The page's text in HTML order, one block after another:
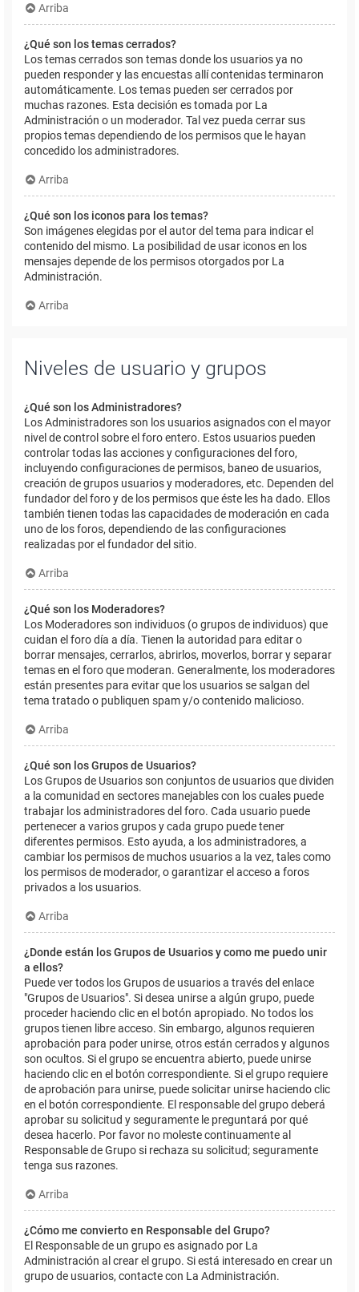
Arriba
¿Qué son los temas cerrados?
Los temas cerrados son temas donde los usuarios ya no
pueden responder y las encuestas allí contenidas terminaron
automáticamente. Los temas pueden ser cerrados por
muchas razones. Esta decisión es tomada por La
Administración o un moderador. Tal vez pueda cerrar sus
propios temas dependiendo de los permisos que le hayan
concedido los administradores.
Arriba
¿Qué son los iconos para los temas?
Son imágenes elegidas por el autor del tema para indicar el
contenido del mismo. La posibilidad de usar iconos en los
mensajes depende de los permisos otorgados por La
Administración.
Arriba
Niveles de usuario y grupos
¿Qué son los Administradores?
Los Administradores son los usuarios asignados con el mayor
nivel de control sobre el foro entero. Estos usuarios pueden
controlar todas las acciones y configuraciones del foro,
incluyendo configuraciones de permisos, baneo de usuarios,
creación de grupos usuarios y moderadores, etc. Dependen del
fundador del foro y de los permisos que éste les ha dado. Ellos
también tienen todas las capacidades de moderación en cada
uno de los foros, dependiendo de las configuraciones
realizadas por el fundador del sitio.
Arriba
¿Qué son los Moderadores?
Los Moderadores son individuos (o grupos de individuos) que
cuidan el foro día a día. Tienen la autoridad para editar o
borrar mensajes, cerrarlos, abrirlos, moverlos, borrar y separar
temas en el foro que moderan. Generalmente, los moderadores
están presentes para evitar que los usuarios se salgan del
tema tratado o publiquen spam y/o contenido malicioso.
Arriba
¿Qué son los Grupos de Usuarios?
Los Grupos de Usuarios son conjuntos de usuarios que dividen
a la comunidad en sectores manejables con los cuales puede
trabajar los administradores del foro. Cada usuario puede
pertenecer a varios grupos y cada grupo puede tener
diferentes permisos. Esto ayuda, a los administradores, a
cambiar los permisos de muchos usuarios a la vez, tales como
los permisos de moderador, o garantizar el acceso a foros
privados a los usuarios.
Arriba
¿Donde están los Grupos de Usuarios y como me puedo unir
a ellos?
Puede ver todos los Grupos de usuarios a través del enlace
"Grupos de Usuarios". Si desea unirse a algún grupo, puede
proceder haciendo clic en el botón apropiado. No todos los
grupos tienen libre acceso. Sin embargo, algunos requieren
aprobación para poder unirse, otros están cerrados y algunos
son ocultos. Si el grupo se encuentra abierto, puede unirse
haciendo clic en el botón correspondiente. Si el grupo requiere
de aprobación para unirse, puede solicitar unirse haciendo clic
en el botón correspondiente. El responsable del grupo deberá
aprobar su solicitud y seguramente le preguntará por qué
desea hacerlo. Por favor no moleste continuamente al
Responsable de Grupo si rechaza su solicitud; seguramente
tenga sus razones.
Arriba
¿Cómo me convierto en Responsable del Grupo?
El Responsable de un grupo es asignado por La
Administración al crear el grupo. Si está interesado en crear un
grupo de usuarios, contacte con La Administración.